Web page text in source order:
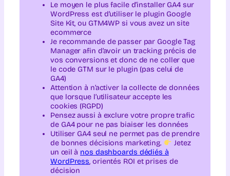
Le moyen le plus facile d’installer GA4 sur
WordPress est d’utiliser le plugin Google
Site Kit, ou GTM4WP si vous avez un site
ecommerce
Je recommande de passer par Google Tag
Manager afin d’avoir un tracking précis de
vos conversions et donc de ne coller que
le code GTM sur le plugin (pas celui de
GA4)
Attention à n’activer la collecte de données
que lorsque l’utilisateur accepte les
cookies (RGPD)
Pensez aussi à exclure votre propre trafic
de GA4 pour ne pas biaiser les données
Utiliser GA4 seul ne permet pas de prendre
de bonnes décisions marketing.
Jetez
un œil à nos dashboards dédiés à
WordPress, orientés ROI et prises de
décision